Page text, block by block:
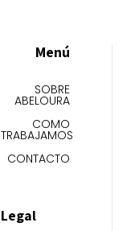
Menú
SOBRE
ABELOURA
COMO
TRABAJAMOS
CONTACTO
Legal